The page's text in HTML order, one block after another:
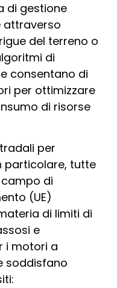
di gestione
attraverso
del terreno o
di
consentano di
per ottimizzare
di risorse
per
particolare, tutte
di
(UE)
di limiti di
e
i motori a
soddisfano